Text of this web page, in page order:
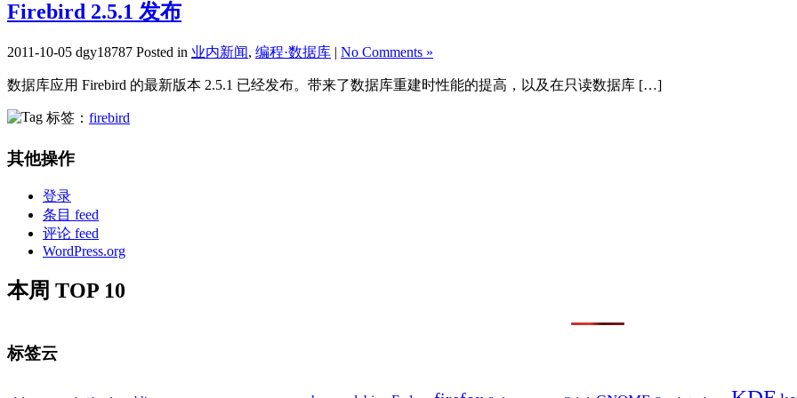
Firebird 2.5.1 发布
2011-10-05 dgy18787 Posted in 业内新闻, 编程·数据库 | No Comments »
数据库应用 Firebird 的最新版本 2.5.1 已经发布。带来了数据库重建时性能的提高，以及在只读数据库 […]
标签： firebird
其他操作
登录
条目 feed
评论 feed
WordPress.org
本周 TOP 10
标签云